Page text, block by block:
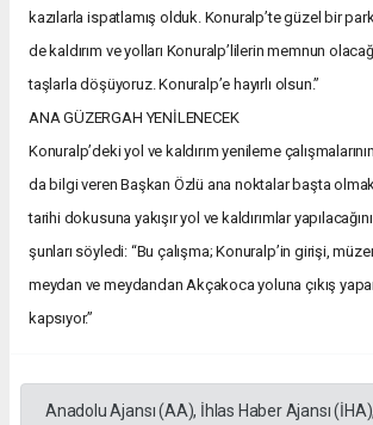
kazılarla ispatlamış olduk. Konuralp’te güzel bir
de kaldırım ve yolları Konuralp’lilerin memnun
taşlarla döşüyoruz. Konuralp’e hayırlı olsun.”
ANA GÜZERGAH YENİLENECEK
Konuralp’deki yol ve kaldırım yenileme
da bilgi veren Başkan Özlü ana noktalar başta
tarihi dokusuna yakışır yol ve kaldırımlar
şunları söyledi: “Bu çalışma; Konuralp’in girişi,
meydan ve meydandan Akçakoca yoluna çıkış
kapsıyor.”
Anadolu Ajansı (AA), İhlas Haber Ajansı